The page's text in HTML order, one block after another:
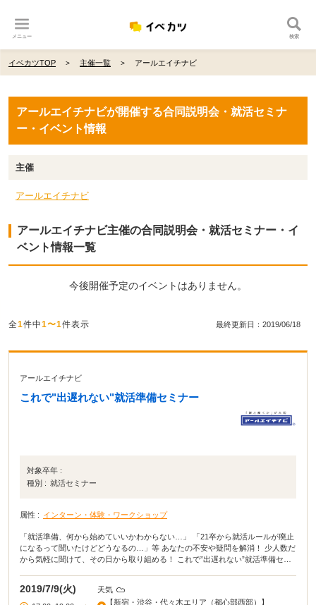
メニュー 検索
イベカツTOP 主催一覧 アールエイチナビ
アールエイチナビが開催する合同説明会・就活セミナ
ー・イベント情報
主催
アールエイチナビ
アールエイチナビ主催の合同説明会・就活セミナー・イ
ベント情報一覧
今後開催予定のイベントはありません。
全1件中1〜1件表示 最終更新日：2019/06/18
アールエイチナビ
これで"出遅れない"就活準備セミナー
対象卒年 :
種別 : 就活セミナー
属性 : インターン・体験・ワークショップ
「就活準備、何から始めていいかわからない…」 「21卒から就活ルールが廃止
になるって聞いたけどどうなるの…」等 あなたの不安や疑問を解消！ 少人数だ
から気軽に聞けて、その日から取り組める！ これで”出遅れない”就活準備セミ
をご覧ください。 《日時》 2019年7月9日（火） 17:00〜19:00 ※途中退室不
2019/7/9(火)
天気
【新宿・渋谷・代々木エリア（都心部西部）】